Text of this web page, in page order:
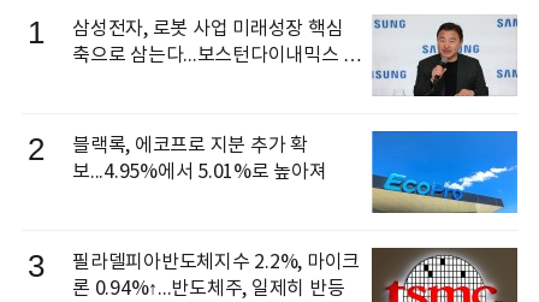
1
삼성전자, 로봇 사업 미래성장 핵심
축으로 삼는다...보스턴다이내믹스 출
2
블랙록, 에코프로 지분 추가 확
보...4.95%에서 5.01%로 높아져
3
필라델피아반도체지수 2.2%, 마이크
론 0.94%↑...반도체주, 일제히 반등